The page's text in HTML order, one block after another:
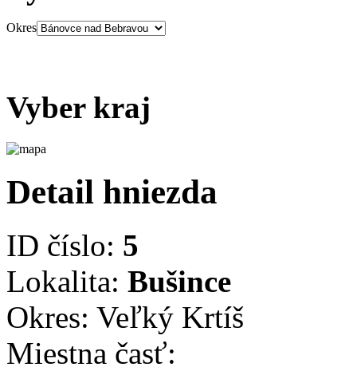
Okres
Vyber kraj
Detail hniezda
ID číslo: 5
Lokalita: Bušince
Okres: Veľký Krtíš
Miestna časť: